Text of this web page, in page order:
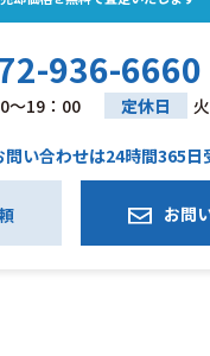
936-6660
～19：00 定休日
問い合わせは24時間365日
お問